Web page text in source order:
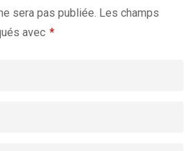
sera pas publiée. Les champs
avec *